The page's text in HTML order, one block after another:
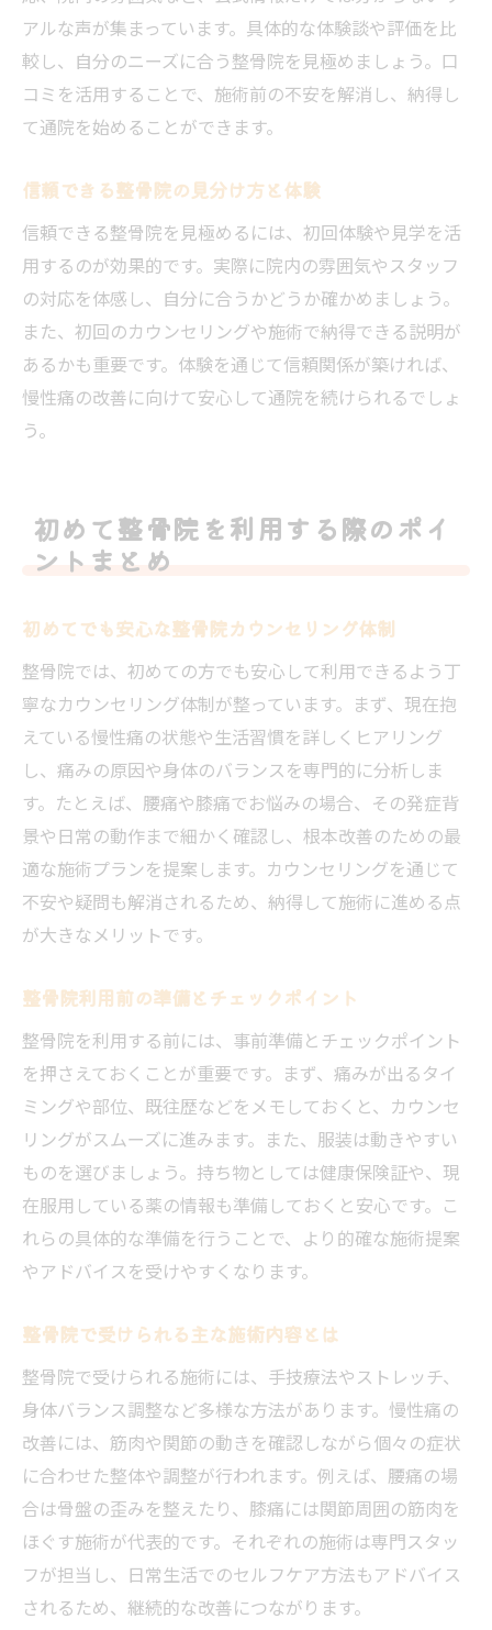
アルな声が集まっています。具体的な体験談や評価を比
較し、自分のニーズに合う整骨院を見極めましょう。口
コミを活用することで、施術前の不安を解消し、納得し
て通院を始めることができます。
信頼できる整骨院の見分け方と体験
信頼できる整骨院を見極めるには、初回体験や見学を活
用するのが効果的です。実際に院内の雰囲気やスタッフ
の対応を体感し、自分に合うかどうか確かめましょう。
また、初回のカウンセリングや施術で納得できる説明が
あるかも重要です。体験を通じて信頼関係が築ければ、
慢性痛の改善に向けて安心して通院を続けられるでしょ
う。
初めて整骨院を利用する際のポイ
ントまとめ
初めてでも安心な整骨院カウンセリング体制
整骨院では、初めての方でも安心して利用できるよう丁
寧なカウンセリング体制が整っています。まず、現在抱
えている慢性痛の状態や生活習慣を詳しくヒアリング
し、痛みの原因や身体のバランスを専門的に分析しま
す。たとえば、腰痛や膝痛でお悩みの場合、その発症背
景や日常の動作まで細かく確認し、根本改善のための最
適な施術プランを提案します。カウンセリングを通じて
不安や疑問も解消されるため、納得して施術に進める点
が大きなメリットです。
整骨院利用前の準備とチェックポイント
整骨院を利用する前には、事前準備とチェックポイント
を押さえておくことが重要です。まず、痛みが出るタイ
ミングや部位、既往歴などをメモしておくと、カウンセ
リングがスムーズに進みます。また、服装は動きやすい
ものを選びましょう。持ち物としては健康保険証や、現
在服用している薬の情報も準備しておくと安心です。こ
れらの具体的な準備を行うことで、より的確な施術提案
やアドバイスを受けやすくなります。
整骨院で受けられる主な施術内容とは
整骨院で受けられる施術には、手技療法やストレッチ、
身体バランス調整など多様な方法があります。慢性痛の
改善には、筋肉や関節の動きを確認しながら個々の症状
に合わせた整体や調整が行われます。例えば、腰痛の場
合は骨盤の歪みを整えたり、膝痛には関節周囲の筋肉を
ほぐす施術が代表的です。それぞれの施術は専門スタッ
フが担当し、日常生活でのセルフケア方法もアドバイス
されるため、継続的な改善につながります。